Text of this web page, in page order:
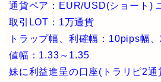
通貨ペア：EUR/USD(ショート)
取引LOT：1万通貨
トラップ幅、利確幅：10pips幅
値幅：1.33～1.35
妹に利益進呈の口座(トラリピ2通